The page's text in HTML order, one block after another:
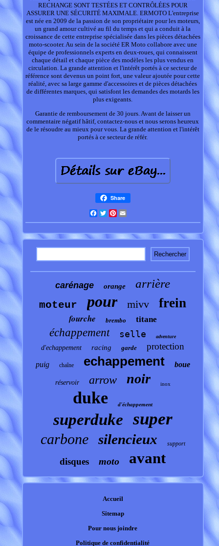
RECHANGE SONT TESTÉES ET CONTRÔLÉES POUR
ASSURER UNE SÉCURITÉ MAXIMALE. ERMOTO L'entreprise
est née en 2009 de la passion de son propriétaire pour les moteurs,
un grand amour cultivé au fil du temps et qui a conduit à la
croissance de cette entreprise spécialisée dans les pièces détachées
moto-scooter. Au sein de la société ER Moto collabore avec une
équipe de professionnels experts en deux-roues, qui connaissent
chaque détail et chaque pièce des modèles les plus vendus en
circulation. La grande attention et l'intérêt portés à ce secteur de
référence sont devenus un point fort, une valeur ajoutée pour cette
réalité, avec sa large gamme d'accessoires et de pièces détachées
de différentes marques, qui satisfont les demandes des motards les
plus exigeants.
Garantie de remboursement de 30 jours. Avant de laisser un
commentaire négatif hâtif, contactez-nous et nous serons heureux
de le résoudre au mieux pour vous. La grande attention et l'intérêt
portés à ce secteur de référ.
Share
Facebook
TwitterPinterest
carénage orange arrière
moteur pour mivv frein
fourche brembo titane
échappement selle adventure
d'echappement racing garde protection
puig chaîne echappement boue
réservoir arrow noir inox
duke d'échappement
superduke super
carbone silencieux support
disques moto avant
Accueil
Sitemap
Pour nous joindre
Politique de confidentialité